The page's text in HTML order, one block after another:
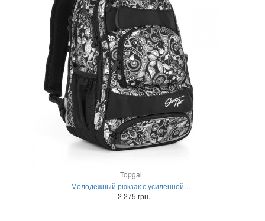
Topgal
Молодежный рюкзак с усиленной…
2 275 грн.